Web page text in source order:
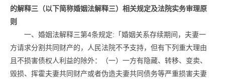
的解释三（以下简称婚姻法解释三）相关规定及法院实务审理原
则
一、婚姻法解释三第4条规定:「婚姻关系存续期间，夫妻一
方请求分割共同财产的，人民法院不予支持，但有下列重大理由
且不损害债权人利益的除外：（一）一方有隐藏、转移、变卖、
毁损、挥霍夫妻共同财产或者伪造夫妻共同债务等严重损害夫妻